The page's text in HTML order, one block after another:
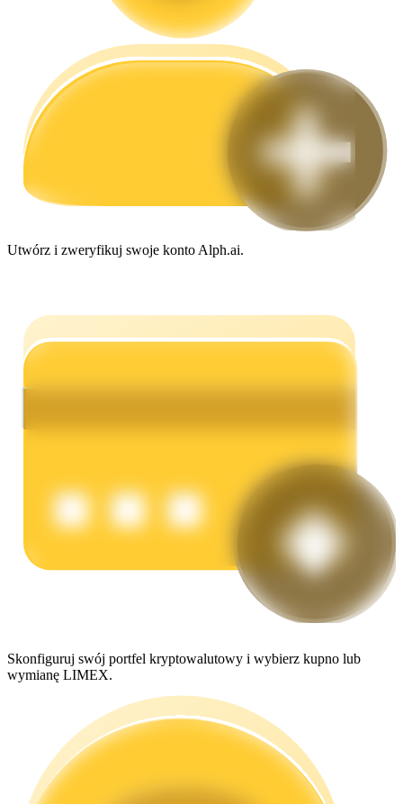
Przewodnik
Przewodnik dla początkujących dotyczący kontraktów futures
Dowiedz się, jak zachować rentowność
Mocna Świnka
Codziennie zdobywaj konkurencyjne nagrody
Utwórz i zweryfikuj swoje konto Alph.ai.
Skonfiguruj swój portfel kryptowalutowy i wybierz kupno lub
wymianę LIMEX.